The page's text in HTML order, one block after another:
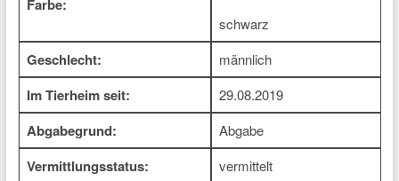
Farbe:
schwarz
Geschlecht: männlich
Im Tierheim seit: 29.08.2019
Abgabegrund: Abgabe
Vermittlungsstatus: vermittelt